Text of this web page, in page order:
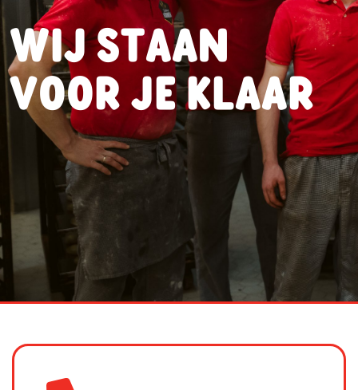
WIJ STAAN
VOOR JE KLAAR